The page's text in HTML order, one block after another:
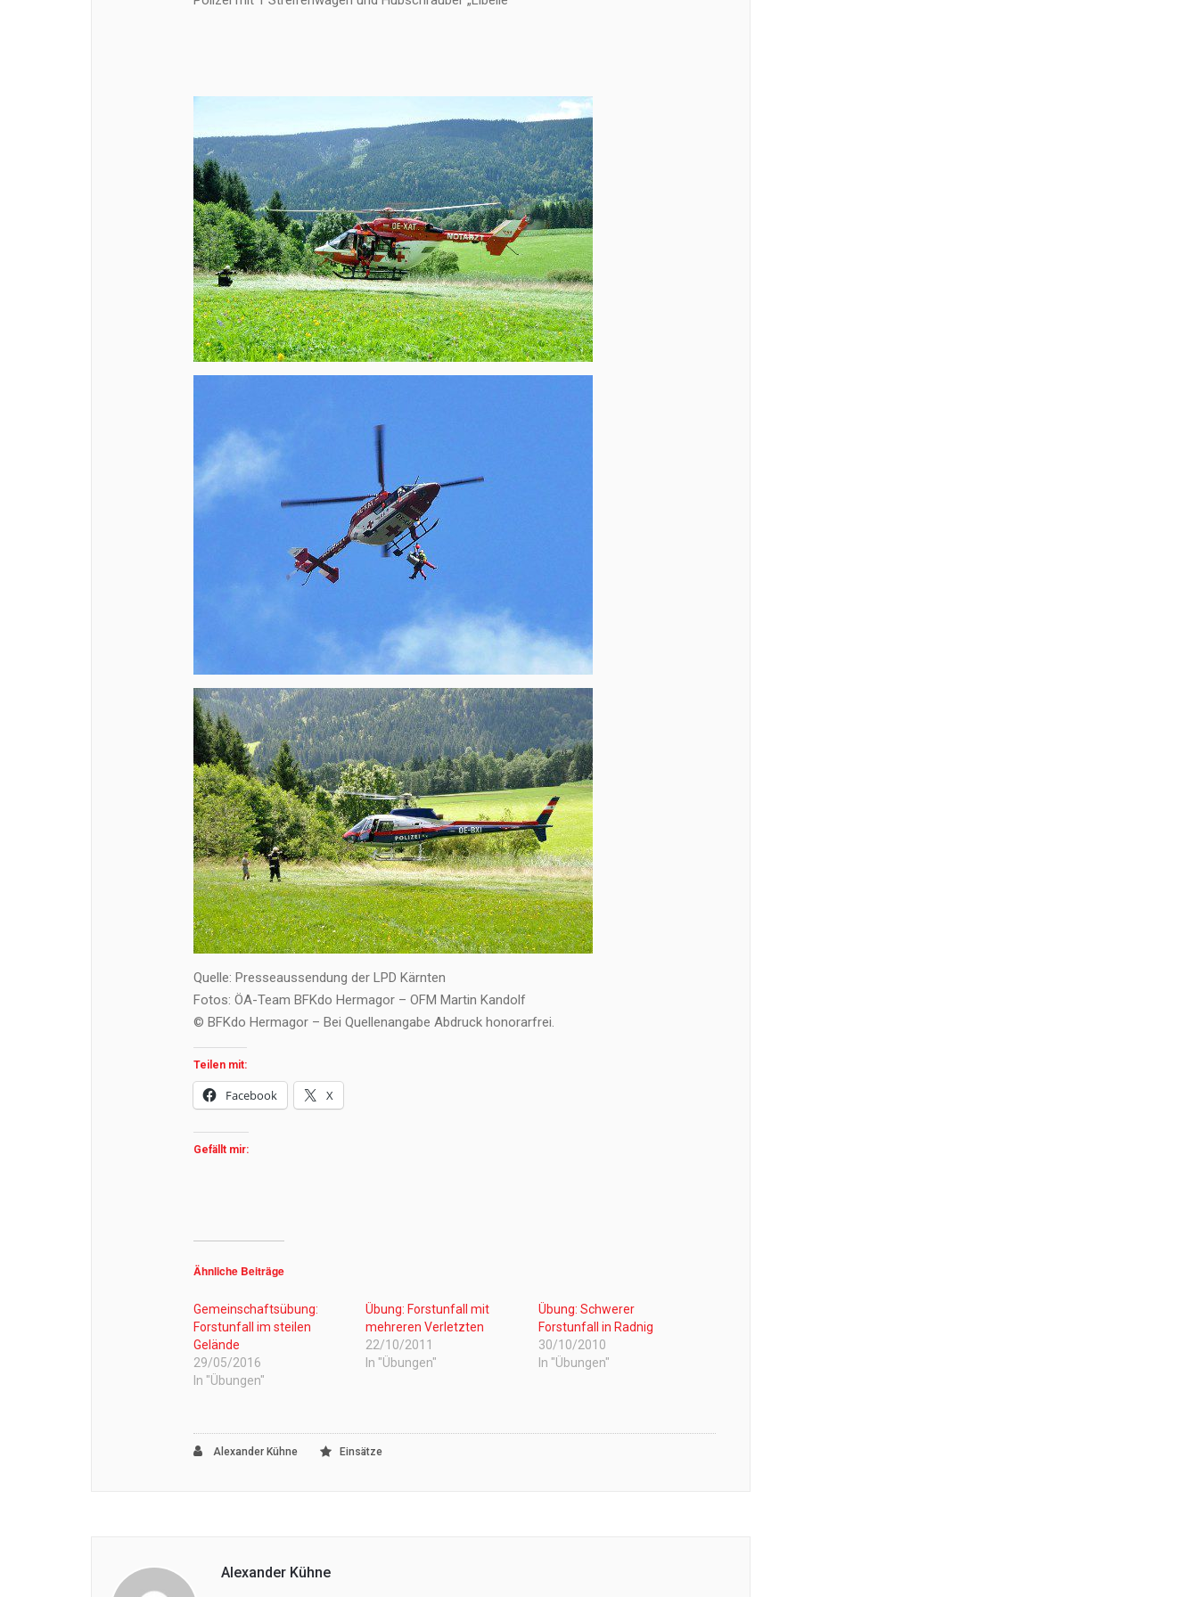
Quelle: Presseaussendung der LPD Kärnten
Fotos: ÖA-Team BFKdo Hermagor – OFM Martin Kandolf
© BFKdo Hermagor – Bei Quellenangabe Abdruck honorarfrei.
Teilen mit:
Facebook X
Gefällt mir:
Ähnliche Beiträge
Gemeinschaftsübung:
Forstunfall im steilen
Gelände
29/05/2016
In "Übungen"
Übung: Forstunfall mit
mehreren Verletzten
22/10/2011
In "Übungen"
Übung: Schwerer
Forstunfall in Radnig
30/10/2010
In "Übungen"
Alexander Kühne Einsätze
Alexander Kühne